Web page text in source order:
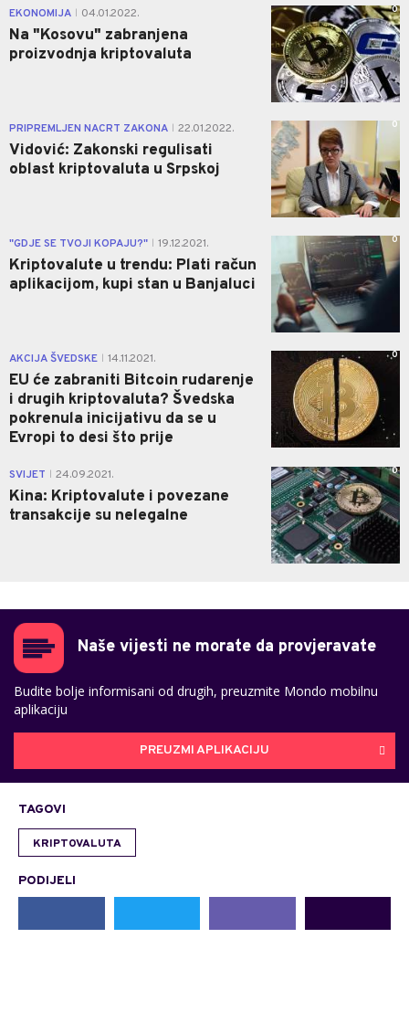
EKONOMIJA 04.01.2022.
Na "Kosovu" zabranjena
proizvodnja kriptovaluta
0
PRIPREMLJEN NACRT ZAKONA 22.01.2022.
Vidović: Zakonski regulisati
oblast kriptovaluta u Srpskoj
0
"GDJE SE TVOJI KOPAJU?" 19.12.2021.
Kriptovalute u trendu: Plati račun
aplikacijom, kupi stan u Banjaluci
0
AKCIJA ŠVEDSKE 14.11.2021.
EU će zabraniti Bitcoin rudarenje
i drugih kriptovaluta? Švedska
pokrenula inicijativu da se u
Evropi to desi što prije
0
SVIJET 24.09.2021.
Kina: Kriptovalute i povezane
transakcije su nelegalne
0
Naše vijesti ne morate da provjeravate
Budite bolje informisani od drugih, preuzmite Mondo mobilnu
aplikaciju
PREUZMI APLIKACIJU
TAGOVI
KRIPTOVALUTA
PODIJELI